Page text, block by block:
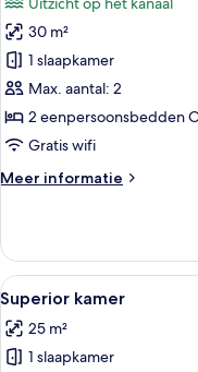
voor
Premium
kamer,
uitzicht
op
kanaal
30 m²
1 slaapkamer
Max. aantal: 2
2 eenpersoonsbedden
Gratis wifi
Meer informatie
Meer
kamer,
uitzicht
op
kanaal
Alle
foto's
voor
Superior
11
Superior kamer
25 m²
1 slaapkamer